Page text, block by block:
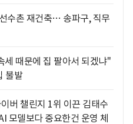
수촌 재건축… 송파구, 직무
세 때문에 집 팔아서 되겠냐"
불발
버 챌린지 1위 이끈 김태수
모델보다 중요한건 운영 체